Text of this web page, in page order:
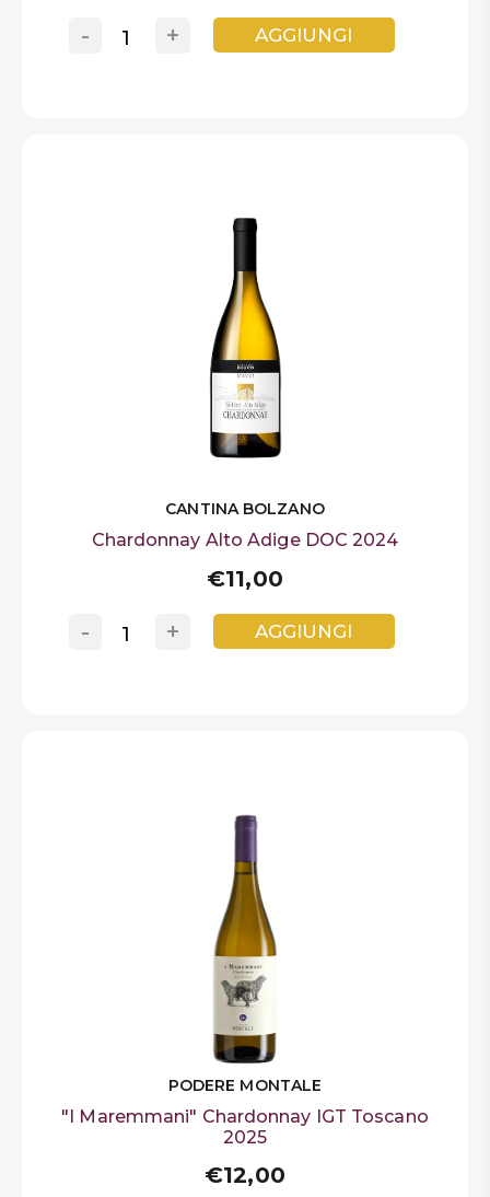
+
- AGGIUNGI
CANTINA BOLZANO
Chardonnay Alto Adige DOC 2024
€11,00
+
- AGGIUNGI
PODERE MONTALE
"I Maremmani" Chardonnay IGT Toscano
2025
€12,00